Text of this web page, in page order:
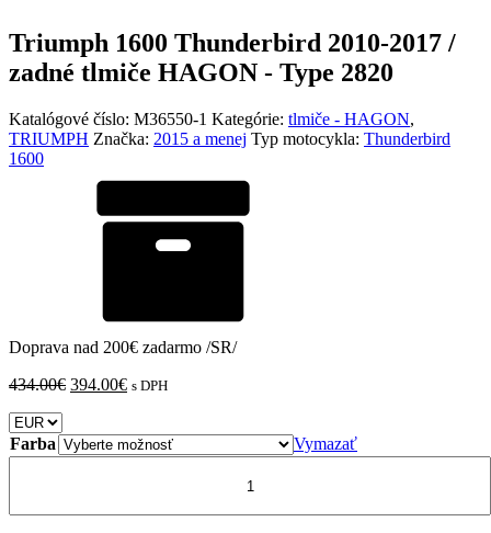
Triumph 1600 Thunderbird 2010-2017 /
zadné tlmiče HAGON - Type 2820
Katalógové číslo: M36550-1 Kategórie: tlmiče - HAGON,
TRIUMPH Značka: 2015 a menej Typ motocykla: Thunderbird
1600
Doprava nad 200€ zadarmo /SR/
434.00€ Pôvodná
434.00€.
394.00€Aktuálna
394.00€.
s DPH
Farba
Vymazať